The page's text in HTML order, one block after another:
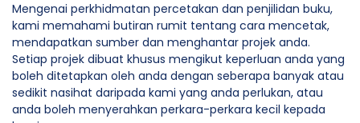
Mengenai perkhidmatan percetakan dan penjilidan buku,
kami memahami butiran rumit tentang cara mencetak,
mendapatkan sumber dan menghantar projek anda.
Setiap projek dibuat khusus mengikut keperluan anda yang
boleh ditetapkan oleh anda dengan seberapa banyak atau
sedikit nasihat daripada kami yang anda perlukan, atau
anda boleh menyerahkan perkara-perkara kecil kepada